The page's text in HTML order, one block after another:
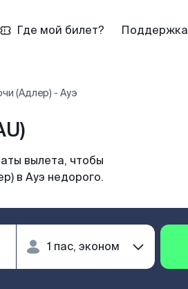
Где мой билет? Поддержка
(Адлер) - Ауэ
вылета, чтобы
в Ауэ недорого.